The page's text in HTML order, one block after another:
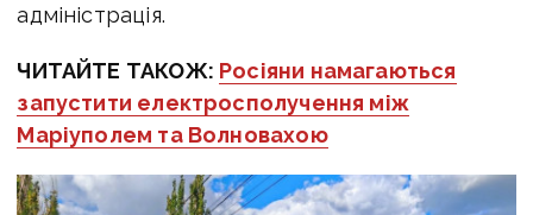
адміністрація.
ЧИТАЙТЕ ТАКОЖ: Росіяни намагаються
запустити електросполучення між
Маріуполем та Волновахою